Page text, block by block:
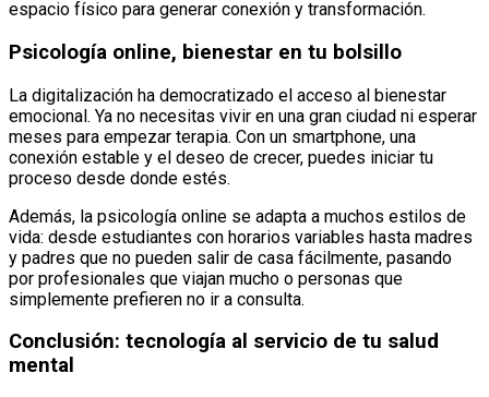
espacio físico para generar conexión y transformación.
Psicología online, bienestar en tu bolsillo
La digitalización ha democratizado el acceso al bienestar
emocional. Ya no necesitas vivir en una gran ciudad ni esperar
meses para empezar terapia. Con un smartphone, una
conexión estable y el deseo de crecer, puedes iniciar tu
proceso desde donde estés.
Además, la psicología online se adapta a muchos estilos de
vida: desde estudiantes con horarios variables hasta madres
y padres que no pueden salir de casa fácilmente, pasando
por profesionales que viajan mucho o personas que
simplemente prefieren no ir a consulta.
Conclusión: tecnología al servicio de tu salud
mental